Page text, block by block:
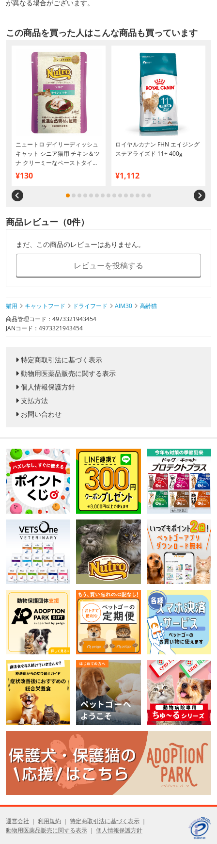
が異なる場合がございます。
この商品を買った人はこんな商品も買っています
ニュートロ デイリーディッシュ
キャット シニア猫用 チキン＆ツ
ナ クリーミーなペーストタイプ
パウチ 35g
¥130
ロイヤルカナン FHN エイジング
ステアライズド 11+ 400g
¥1,112
商品レビュー（0件）
まだ、この商品のレビューはありません。
レビューを投稿する
猫用 キャットフード ドライフード AIM30
高齢猫
商品管理コード：4973321943454
JANコード：4973321943454
特定商取引法に基づく表示
動物用医薬品販売に関する表示
個人情報保護方針
支払方法
お問い合わせ
運営会社 利用規約
特定商取引法に基づく表示
動物用医薬品販売に関する表示
個人情報保護方針